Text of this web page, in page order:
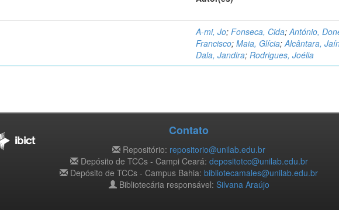
A-mi, Jo;Fonseca, Cida;António,
Francisco;Maia, Glícia;Alcântara,
Dala, Jandira;Rodrigues, Joélia
Contato
Repositório: repositorio@unilab.edu.br
Depósito de TCCs - Campi Ceará: depositotcc@unilab.edu.br
Depósito de TCCs - Campus Bahia: bibliotecamales@unilab.edu.br
Bibliotecária responsável: Silvana Araújo